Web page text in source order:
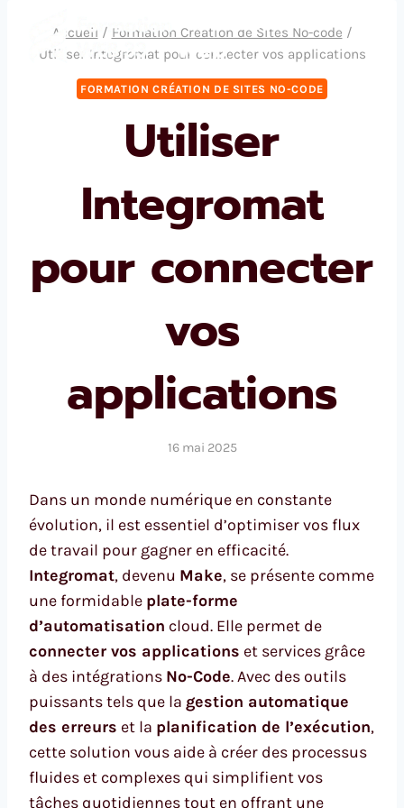
contenu
Formation
Web
Accueil / Formation Création de Sites No-code /
Utiliser Integromat pour connecter vos applications
FORMATION CRÉATION DE SITES NO-CODE
Utiliser
Integromat
pour connecter
vos
applications
16 mai 2025
Dans un monde numérique en constante
évolution, il est essentiel d’optimiser vos flux
de travail pour gagner en efficacité.
Integromat, devenu Make, se présente comme
une formidable plate-forme
d’automatisation cloud. Elle permet de
connecter vos applications et services grâce
à des intégrations No-Code. Avec des outils
puissants tels que la gestion automatique
des erreurs et la planification de l’exécution,
cette solution vous aide à créer des processus
fluides et complexes qui simplifient vos
tâches quotidiennes tout en offrant une